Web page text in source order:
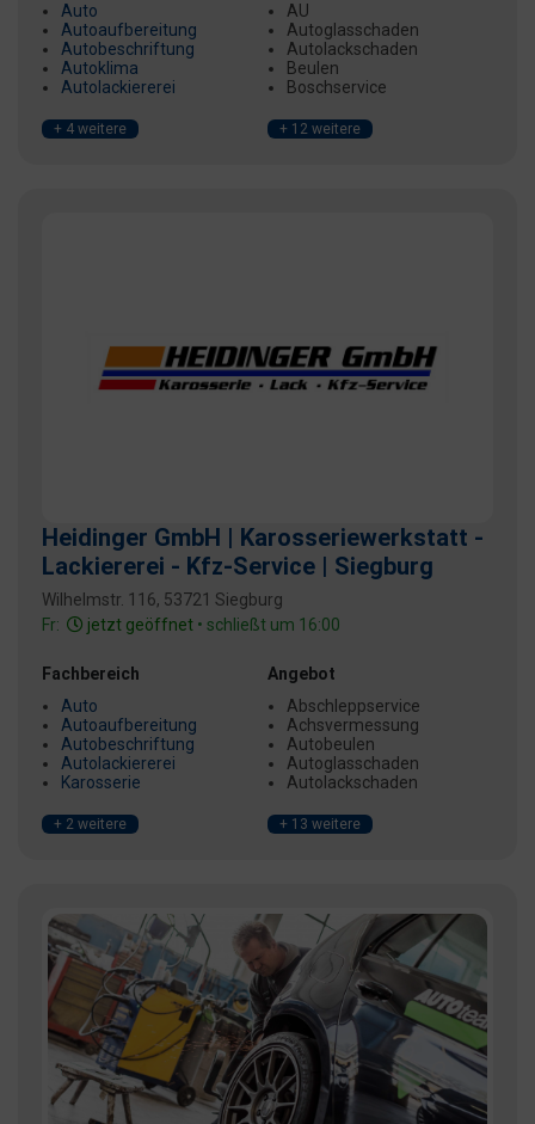
Auto
Autoaufbereitung
Autobeschriftung
Autoklima
Autolackiererei
+ 4 weitere
AU
Autoglasschaden
Autolackschaden
Beulen
Boschservice
+ 12 weitere
Heidinger GmbH | Karosseriewerkstatt -
Lackiererei - Kfz-Service | Siegburg
Wilhelmstr. 116, 53721 Siegburg
Fr:
jetzt geöffnet • schließt um 16:00
Fachbereich
Auto
Autoaufbereitung
Autobeschriftung
Autolackiererei
Karosserie
+ 2 weitere
Angebot
Abschleppservice
Achsvermessung
Autobeulen
Autoglasschaden
Autolackschaden
+ 13 weitere